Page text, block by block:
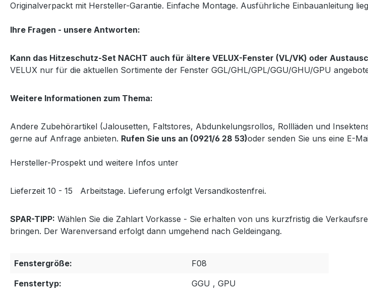
Originalverpackt mit Hersteller-Garantie. Einfache Montage. Ausführliche Einbauanleitung
Ihre Fragen - unsere Antworten:
Kann das Hitzeschutz-Set NACHT auch für ältere VELUX-Fenster (VL/VK) oder
VELUX nur für die aktuellen Sortimente der Fenster GGL/GHL/GPL/GGU/GHU/GPU
Weitere Informationen zum Thema:
Andere Zubehörartikel (Jalousetten, Faltstores, Abdunkelungsrollos, Rollläden und
gerne auf Anfrage anbieten. Rufen Sie uns an (0921/6 28 53)oder senden Sie uns eine E-
Hersteller-Prospekt und weitere Infos unter
Lieferzeit 10 - 15 Arbeitstage. Lieferung erfolgt Versandkostenfrei.
SPAR-TIPP: Wählen Sie die Zahlart Vorkasse - Sie erhalten von uns kurzfristig die
bringen. Der Warenversand erfolgt dann umgehend nach Geldeingang.
Fenstergröße:
F08
Fenstertyp:
GGU , GPU